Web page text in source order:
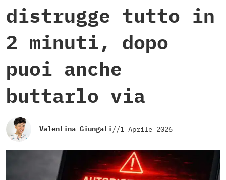
distrugge tutto in
2 minuti, dopo
puoi anche
buttarlo via
Valentina Giungati//1 Aprile 2026